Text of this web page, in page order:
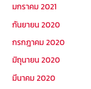
มกราคม 2021
กันยายน 2020
กรกฎาคม 2020
มิถุนายน 2020
มีนาคม 2020